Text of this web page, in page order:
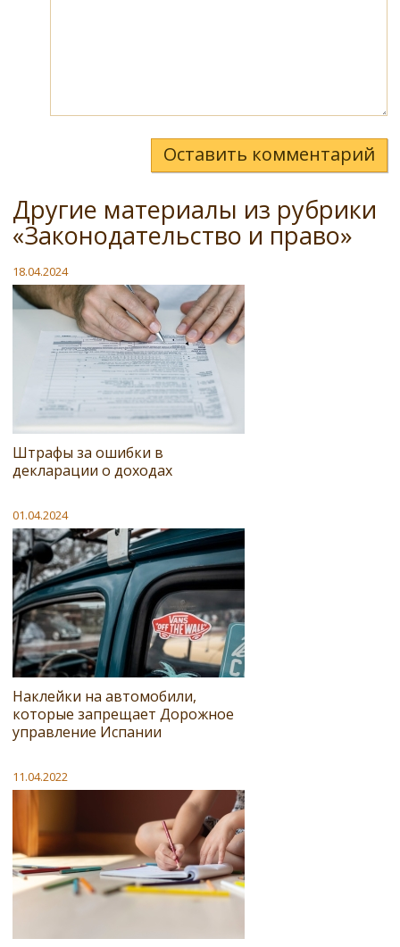
Оставить комментарий
Другие материалы из рубрики
«Законодательство и право»
18.04.2024
Штрафы за ошибки в
декларации о доходах
01.04.2024
Наклейки на автомобили,
которые запрещает Дорожное
управление Испании
11.04.2022